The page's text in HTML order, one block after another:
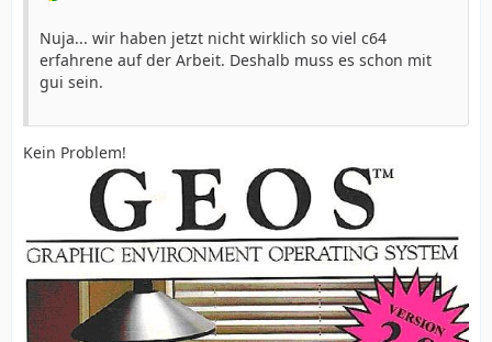
Nuja... wir haben jetzt nicht wirklich so viel c64
erfahrene auf der Arbeit. Deshalb muss es schon mit
gui sein.
Kein Problem!